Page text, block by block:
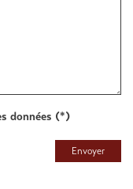
données (*)
Envoyer